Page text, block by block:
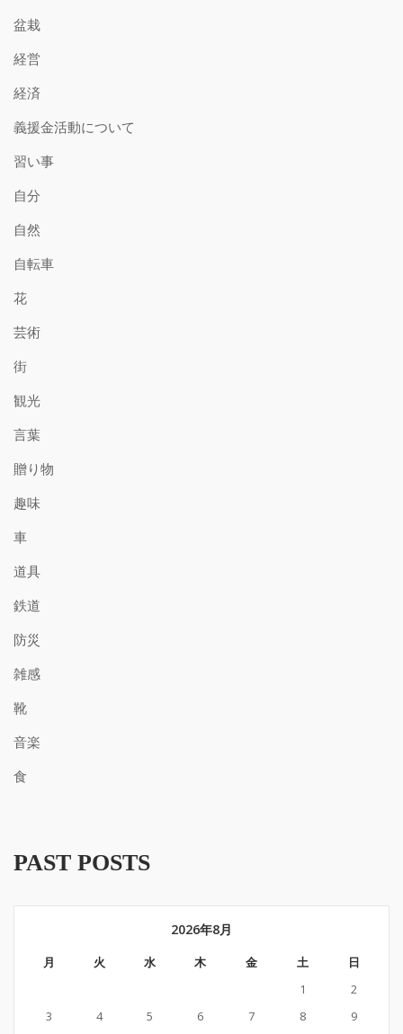
盆栽
経営
経済
義援金活動について
習い事
自分
自然
自転車
花
芸術
街
観光
言葉
贈り物
趣味
車
道具
鉄道
防災
雑感
靴
音楽
食
PAST POSTS
2026年8月
月 火 水 木 金 土
日
1
2
3
4 5 6 7 8
9